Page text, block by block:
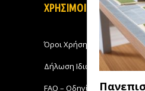
ΧΡΗΣΙΜΟΙ ΣΥΝΔΕΣΜΟΙ
Όροι Χρήσης
Δήλωση Ιδιωτικότητας
FAQ – Οδηγίες Χρήσης